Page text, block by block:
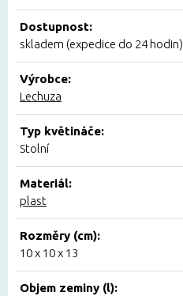
Dostupnost:
skladem (expedice do 24 hodin)
Výrobce:
Lechuza
Typ květináče:
Stolní
Materiál:
plast
Rozměry (cm):
10 x 10 x 13
Objem zeminy (l):